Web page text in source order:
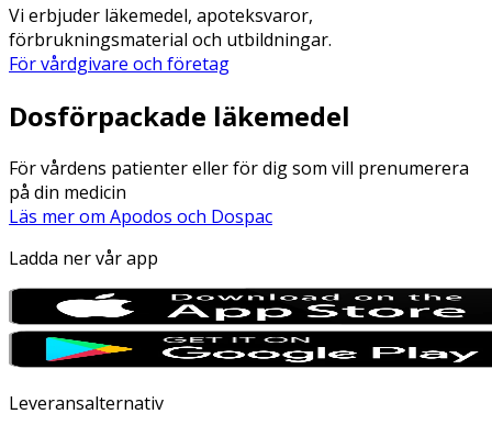
Vi erbjuder läkemedel, apoteksvaror,
förbrukningsmaterial och utbildningar.
För vårdgivare och företag
Dosförpackade läkemedel
För vårdens patienter eller för dig som vill prenumerera
på din medicin
Läs mer om Apodos och Dospac
Ladda ner vår app
Leveransalternativ